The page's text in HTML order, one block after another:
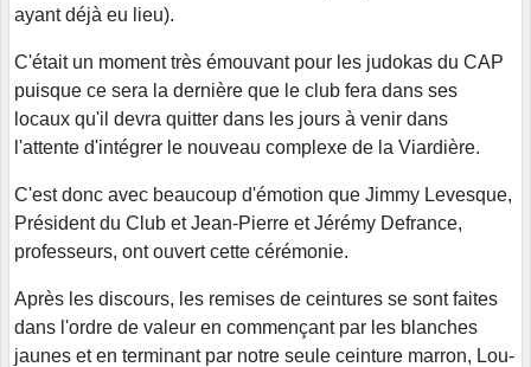
ayant déjà eu lieu).
C'était un moment très émouvant pour les judokas du CAP
puisque ce sera la dernière que le club fera dans ses
locaux qu'il devra quitter dans les jours à venir dans
l'attente d'intégrer le nouveau complexe de la Viardière.
C'est donc avec beaucoup d'émotion que Jimmy Levesque,
Président du Club et Jean-Pierre et Jérémy Defrance,
professeurs, ont ouvert cette cérémonie.
Après les discours, les remises de ceintures se sont faites
dans l'ordre de valeur en commençant par les blanches
jaunes et en terminant par notre seule ceinture marron, Lou-